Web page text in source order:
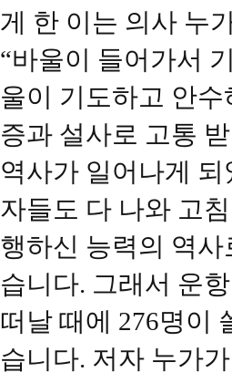
게 한 이는 의사 누
“바울이 들어가서
울이 기도하고 안
증과 설사로 고통
역사가 일어나게
자들도 다 나와 고
행하신 능력의 역
습니다. 그래서 운
떠날 때에 276명이
습니다. 저자 누가